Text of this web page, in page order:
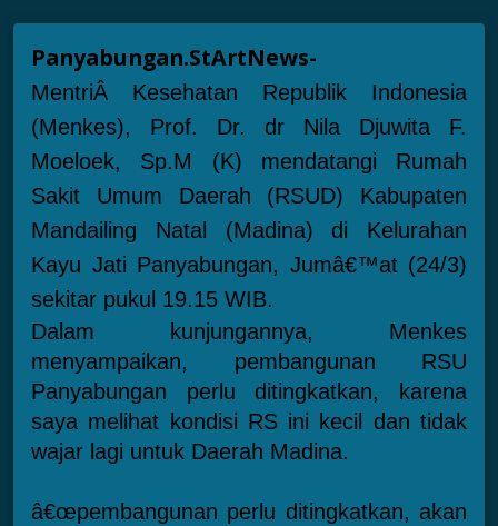
Panyabungan.StArtNews-
MentriÂ Kesehatan Republik Indonesia
(Menkes), Prof. Dr. dr Nila Djuwita F.
Moeloek, Sp.M (K) mendatangi Rumah
Sakit Umum Daerah (RSUD) Kabupaten
Mandailing Natal (Madina) di Kelurahan
Kayu Jati Panyabungan, Jumâ€™at (24/3)
sekitar pukul 19.15 WIB.
Dalam kunjungannya, Menkes
menyampaikan, pembangunan RSU
Panyabungan perlu ditingkatkan, karena
saya melihat kondisi RS ini kecil dan tidak
wajar lagi untuk Daerah Madina.
â€œpembangunan perlu ditingkatkan, akan